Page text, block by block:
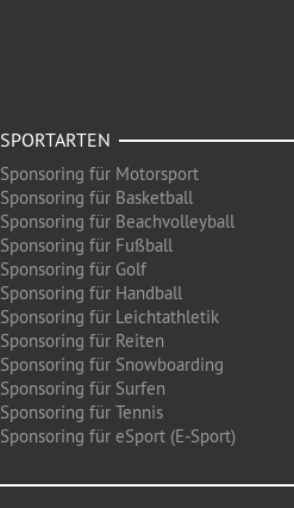
SPORTARTEN
Sponsoring für Motorsport
Sponsoring für Basketball
Sponsoring für Beachvolleyball
Sponsoring für Fußball
Sponsoring für Golf
Sponsoring für Handball
Sponsoring für Leichtathletik
Sponsoring für Reiten
Sponsoring für Snowboarding
Sponsoring für Surfen
Sponsoring für Tennis
Sponsoring für eSport (E-Sport)